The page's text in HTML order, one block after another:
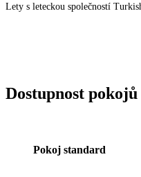
Lety s leteckou společností
Dostupnost pokojů
Pokoj standard